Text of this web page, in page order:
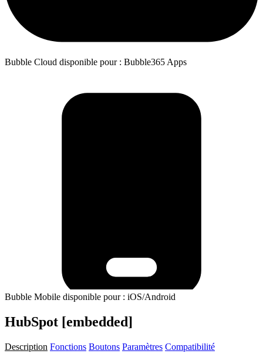
Bubble Cloud disponible pour : Bubble365 Apps
Bubble Mobile disponible pour : iOS/Android
HubSpot [embedded]
Description Fonctions Boutons Paramètres Compatibilité